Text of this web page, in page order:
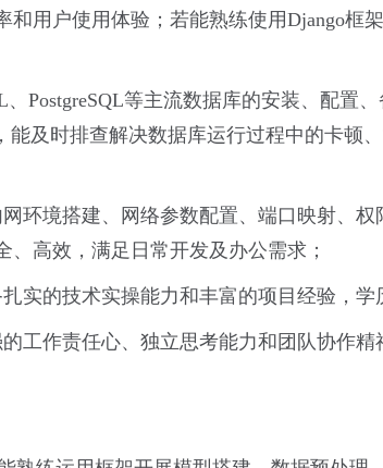
用户使用体验；若能熟练使用Django框
PostgreSQL等主流数据库的安装、配置
及时排查解决数据库运行过程中的卡顿
环境搭建、网络参数配置、端口映射、
高效，满足日常开发及办公需求；
实的技术实操能力和丰富的项目经验，学
工作责任心、独立思考能力和团队协作